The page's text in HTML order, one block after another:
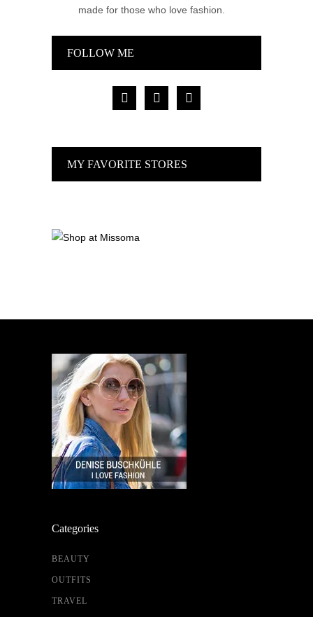
made for those who love fashion.
FOLLOW ME
facebook pinterest instagram
MY FAVORITE STORES
Categories
BEAUTY
OUTFITS
TRAVEL